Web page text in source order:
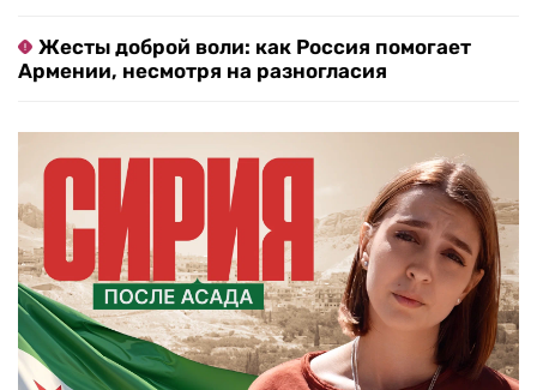
Жесты доброй воли: как Россия помогает
Армении, несмотря на разногласия